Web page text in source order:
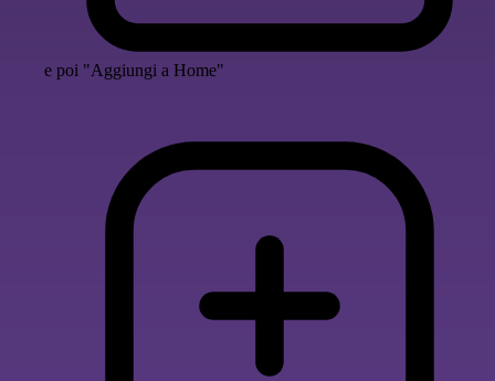
e poi "Aggiungi a Home"